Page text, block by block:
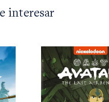
interesar